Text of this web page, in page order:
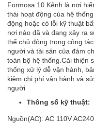
Formosa 10 Kênh là nơi
thái hoạt động của hệ
động hoặc có lỗi kỹ thuật
nơi nào đã và đang xảy ra
thể chủ động trong công
người và tài sản của đám
toàn bộ hệ thống.Cải thiện
thống xử lý dễ vận hành,
kiệm chi phí vận hành và
người
Thông số kỹ thuật:
Nguồn(AC): AC 110V